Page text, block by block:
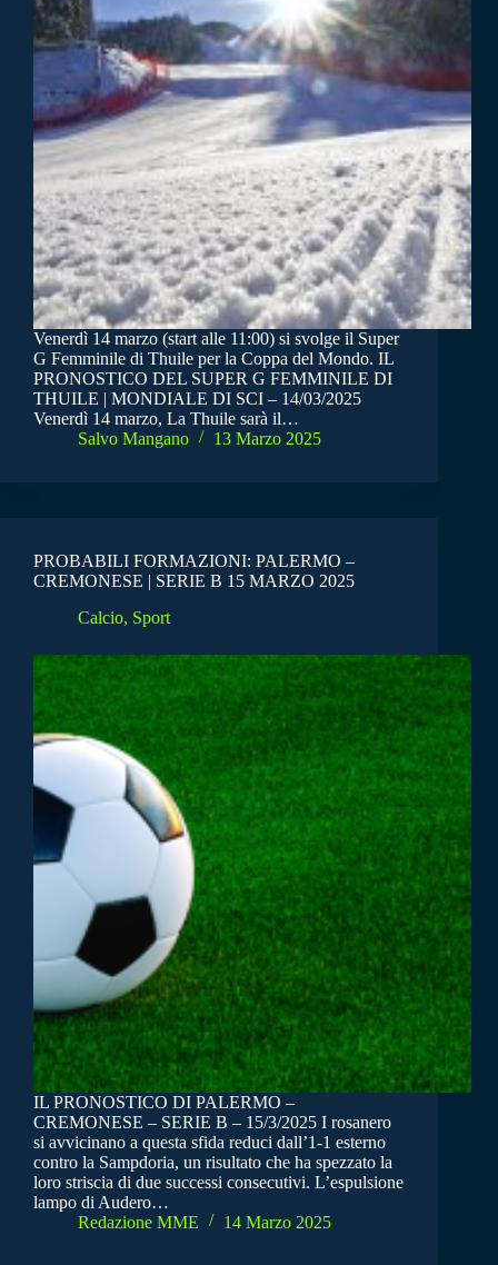
Venerdì 14 marzo (start alle 11:00) si svolge il Super
G Femminile di Thuile per la Coppa del Mondo. IL
PRONOSTICO DEL SUPER G FEMMINILE DI
THUILE | MONDIALE DI SCI – 14/03/2025
Venerdì 14 marzo, La Thuile sarà il…
Salvo Mangano
13 Marzo 2025
PROBABILI FORMAZIONI: PALERMO –
CREMONESE | SERIE B 15 MARZO 2025
Calcio, Sport
IL PRONOSTICO DI PALERMO –
CREMONESE – SERIE B – 15/3/2025 I rosanero
si avvicinano a questa sfida reduci dall’1-1 esterno
contro la Sampdoria, un risultato che ha spezzato la
loro striscia di due successi consecutivi. L’espulsione
lampo di Audero…
Redazione MME
14 Marzo 2025